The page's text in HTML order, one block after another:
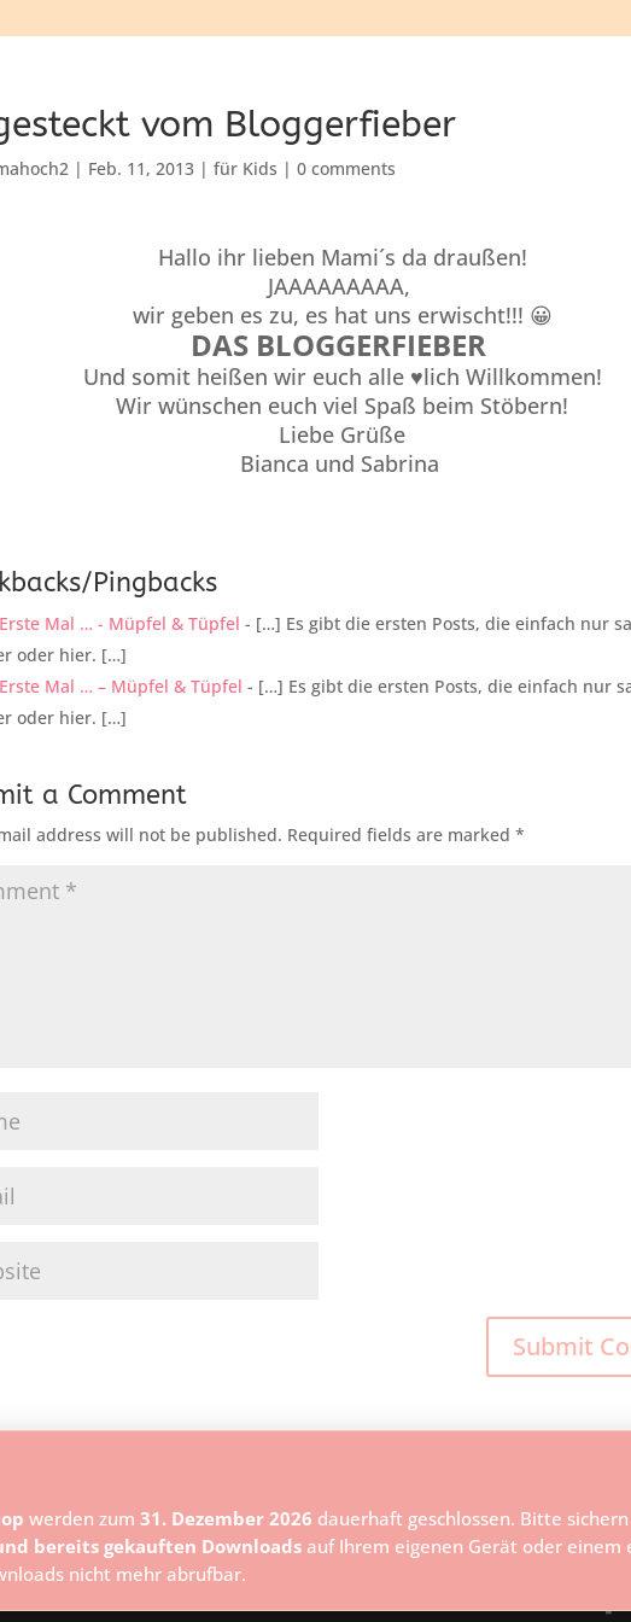
vom Bloggerfieber
| Feb. 11, 2013 |für Kids |0 comments
Hallo ihr lieben Mami´s da draußen!
JAAAAAAAAA,
wir geben es zu, es hat uns erwischt!!! 😀
DAS BLOGGERFIEBER
Und somit heißen wir euch alle ♥lich Willkommen!
Wir wünschen euch viel Spaß beim Stöbern!
Liebe Grüße
Bianca und Sabrina
Pingbacks
Mal … - Müpfel & Tüpfel - […] Es gibt die ersten Posts, die einfach nur
oder hier. […]
Mal … – Müpfel & Tüpfel - […] Es gibt die ersten Posts, die einfach nur
oder hier. […]
a Comment
address will not be published. Required fields are marked*
werden zum 31. Dezember 2026 dauerhaft geschlossen. Bitte
bereits gekauften Downloadsauf Ihrem eigenen Gerät oder
nicht mehr abrufbar.